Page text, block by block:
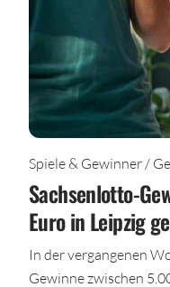
Spiele & Gewinner /
Sachsenlotto-
Euro in Leipzig
In der vergangenen
Gewinne zwischen